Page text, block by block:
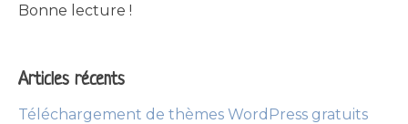
Bonne lecture !
Articles récents
Téléchargement de thèmes WordPress gratuits